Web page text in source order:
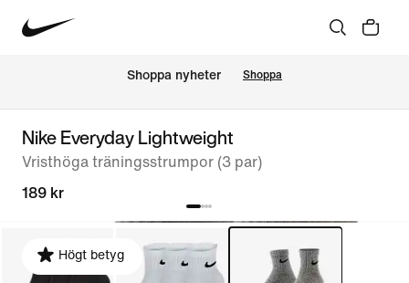
Shoppa nyheter Shoppa
Nike Everyday Lightweight
Vristhöga träningsstrumpor (3 par)
189 kr
Högt betyg